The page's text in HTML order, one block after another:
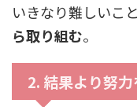
いきなり難しいこ
ら取り組む。
2. 結果より努